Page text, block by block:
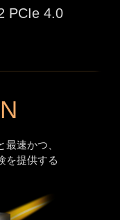
PCIe 4.0
速かつ、
を提供する